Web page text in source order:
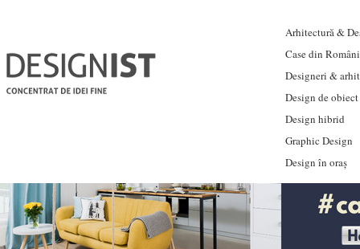
Arhitectură &
Case din
Designeri &
Design de obiect
Design hibrid
Graphic Design
Design în oraș